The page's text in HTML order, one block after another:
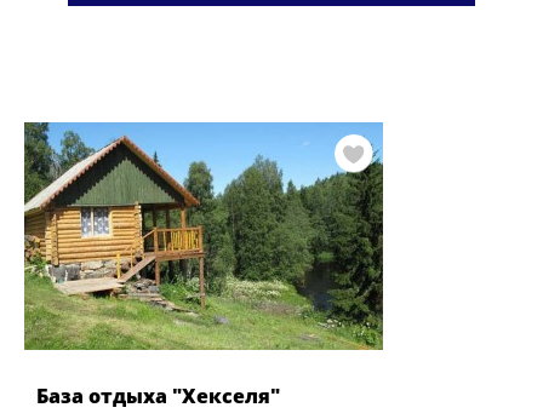
База отдыха "Хекселя"